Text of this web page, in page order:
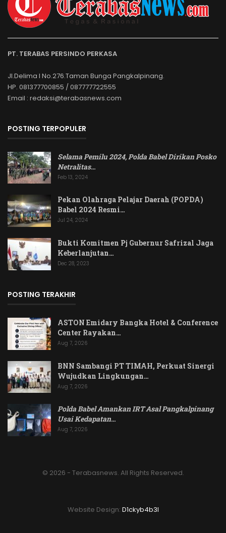
PT. TERABAS PERSINDO PERKASA
Jl.Delima I No.276.Taman Bunga Pangkalpinang.
HP. 081377700855 / 087777722555
Email : redaksi@terabasnews.com
POSTING TERPOPULER
Selama Pemilu 2024, Polda Babel Dirikan Posko
Netralitas…
Feb 13, 2024
Pekan Olahraga Pelajar Daerah (POPDA)
Babel 2024 Resmi…
Jul 24, 2024
Bukti Komitmen Pj Gubernur Safrizal Jaga
Keberlanjutan…
Dec 28, 2023
POSTING TERAKHIR
ASTON Emidary Bangka Hotel & Conference
Center Rayakan…
Aug 7, 2026
BNN Sambangi PT TIMAH, Perkuat Sinergi
Wujudkan Lingkungan…
Aug 7, 2026
Polda Babel Amankan IRT Asal Pangkalpinang
Usai Kedapatan…
Aug 7, 2026
© 2026 - Terabasnews. All Rights Reserved.
Website Design: D1ckyb4b3l